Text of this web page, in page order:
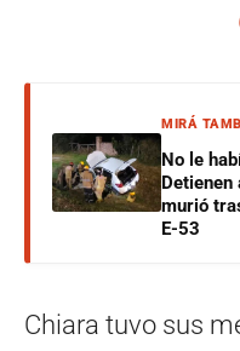
MIRÁ
No le
Detienen
murió
E-53
Chiara tuvo sus